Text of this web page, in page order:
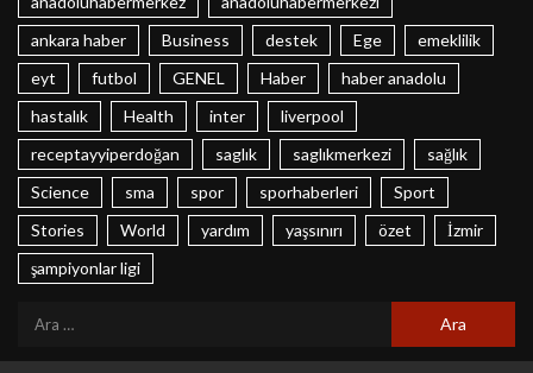
ankara haber
Business destek Ege
emeklilik
eyt
futbol GENEL Haber
haber anadolu
hastalık
Health inter
liverpool
receptayyiperdoğan
saglık saglıkmerkezi
sağlık
Science
sma spor sporhaberleri
Sport
Stories
World yardım yaşsınırı özet
İzmir
şampiyonlar ligi